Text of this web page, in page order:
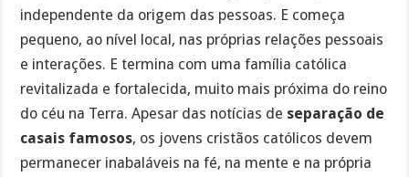
independente da origem das pessoas. E começa
pequeno, ao nível local, nas próprias relações pessoais
e interações. E termina com uma família católica
revitalizada e fortalecida, muito mais próxima do reino
do céu na Terra. Apesar das notícias de separação de
casais famosos, os jovens cristãos católicos devem
permanecer inabaláveis na fé, na mente e na própria